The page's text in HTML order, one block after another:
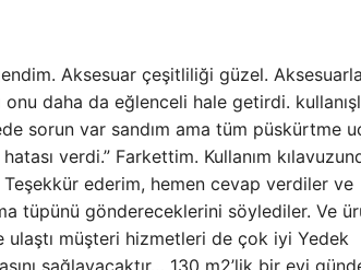
Aksesuar çeşitliliği güzel.
daha da eğlenceli hale getirdi.
sorun var sandım ama tüm püskürtme
verdi.” Farkettim. Kullanım
ederim, hemen cevap verdiler ve
tüpünü göndereceklerini söylediler. Ve
ulaştı müşteri hizmetleri de çok iyi Yedek
sağlayacaktır… 130 m2’lik bir evi